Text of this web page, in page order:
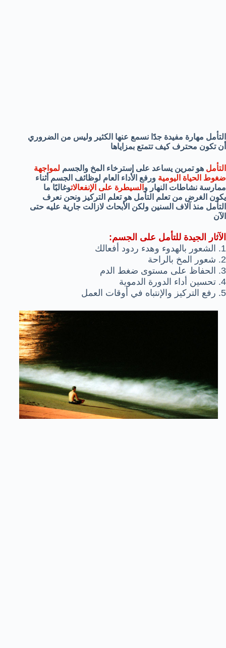
التأمل مهارة مفيدة جدًا نسمع عنها الكثير وليس من الضروري
أن تكون محترف كيف تتمتع بمزاياها
التأمل هو تمرين يساعد على إسترخاء المخ والجسم لمواجهة
ضغوط الحياة اليومية ورفع الأداء العام لوظائف الجسم أثناء
ممارسة نشاطات النهار و السيطرة على الإنفعالاتوغالبًا ما
يكون الغرض من تعلم التأمل هو تعلم التركيز ونحن نعرف
التأمل منذ آلاف السنين ولكن الأبحاث لازالت جارية عليه حتى
الآن
الآثار الجيدة للتأمل على الجسم:
1. الشعور بالهدوء وهدء ردود أفعالك
2. شعور المخ بالراحة
3. الحفاظ على مستوى ضغط الدم
4. تحسين أداء الدورة الدموية
5. رفع التركيز والإنتباه في أوقات العمل